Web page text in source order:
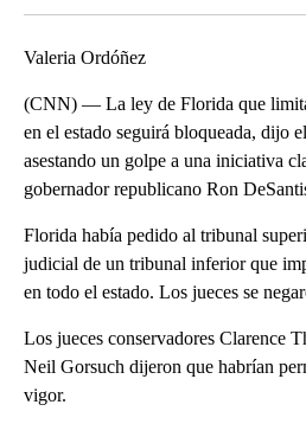
Valeria Ordóñez
(CNN) — La ley de Florida que
en el estado seguirá bloqueada, dijo
asestando un golpe a una iniciativa
gobernador republicano Ron
Florida había pedido al tribunal
judicial de un tribunal inferior que
en todo el estado. Los jueces se
Los jueces conservadores Clarence
Neil Gorsuch dijeron que habrían
vigor.